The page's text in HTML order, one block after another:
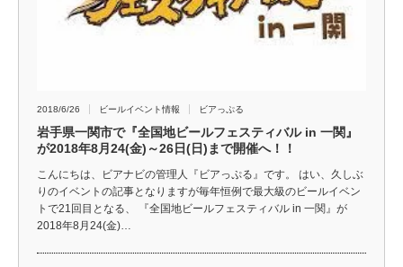
2018/6/26 ビールイベント情報 ビアっぷる
岩手県一関市で『全国地ビールフェスティバル in 一関』
が2018年8月24(金)～26日(日)まで開催へ！！
こんにちは、ビアナビの管理人『ビアっぷる』です。 はい、久しぶ
りのイベントの記事となりますが毎年恒例で最大級のビールイベン
トで21回目となる、 『全国地ビールフェスティバル in 一関』が
2018年8月24(金)…